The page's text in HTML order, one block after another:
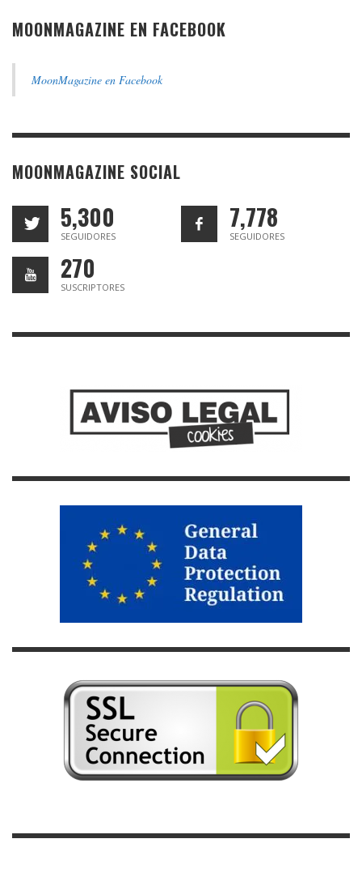
MOONMAGAZINE EN FACEBOOK
MoonMagazine en Facebook
MOONMAGAZINE SOCIAL
5,300
SEGUIDORES
7,778
SEGUIDORES
270
SUSCRIPTORES